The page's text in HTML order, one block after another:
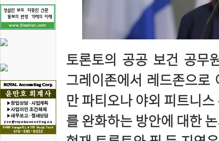
토론토의 공공 보건 공무
그레이존에서 레드존으로
만 파티오나 야외 피트니
를 완화하는 방안에 대한